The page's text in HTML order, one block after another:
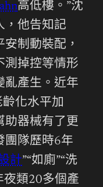
高低樓。”沈
，他告知記
制動裝配，
測掉控等情形
亂產生。近年
齡化水平加
助器械有了更
團隊歷時6年
計”“如廁”“洗
夜類20多個產